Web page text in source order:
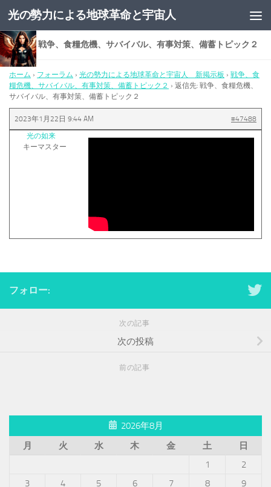
コンテンツへスキップ
光の勢力による地球革命と宇宙人
返信先: 戦争、食糧危機、サバイバル、有事対策、備蓄トピック２
ホーム › フォーラム › 光の勢力による地球革命と宇宙人 新掲示板 › 戦争、食
糧危機、サバイバル、有事対策、備蓄トピック２ › 返信先: 戦争、食糧危機、
サバイバル、有事対策、備蓄トピック２
2023年1月22日 9:44 AM
#47488
光の如来
キーマスター
フォロー:
次の記事
次の投稿
前の記事
2026年8月
月
火 水 木 金 土
日
1
2
3
4 5 6 7 8
9